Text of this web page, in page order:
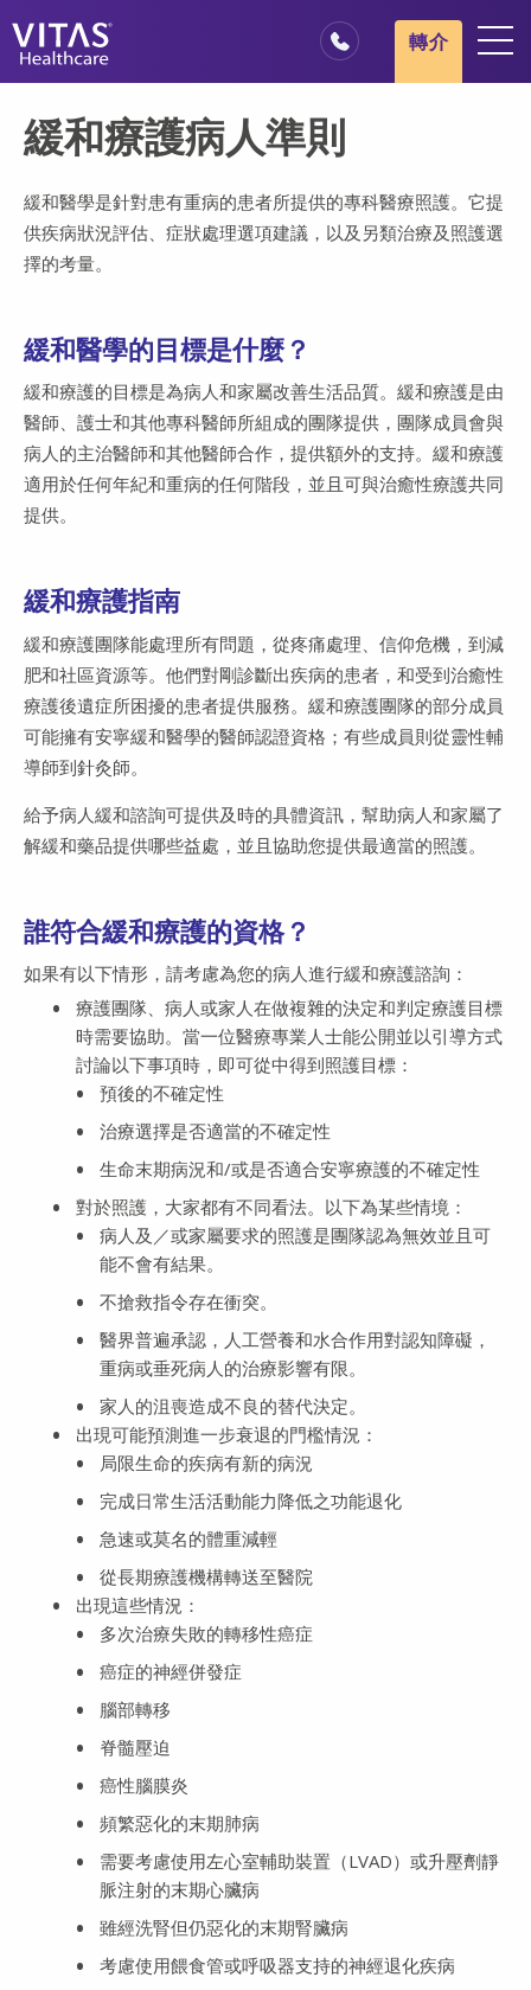
安寧療護基本概述
我們的服務
醫療服務專業人員
轉介
緩和療護病人準則
緩和醫學是針對患有重病的患者所提供的專科醫療照護。它提
供疾病狀況評估、症狀處理選項建議，以及另類治療及照護選
擇的考量。
緩和醫學的目標是什麼？
緩和療護的目標是為病人和家屬改善生活品質。緩和療護是由
醫師、護士和其他專科醫師所組成的團隊提供，團隊成員會與
病人的主治醫師和其他醫師合作，提供額外的支持。緩和療護
適用於任何年紀和重病的任何階段，並且可與治癒性療護共同
提供。
緩和療護指南
緩和療護團隊能處理所有問題，從疼痛處理、信仰危機，到減
肥和社區資源等。他們對剛診斷出疾病的患者，和受到治癒性
療護後遺症所困擾的患者提供服務。緩和療護團隊的部分成員
可能擁有安寧緩和醫學的醫師認證資格；有些成員則從靈性輔
導師到針灸師。
給予病人緩和諮詢可提供及時的具體資訊，幫助病人和家屬了
解緩和藥品提供哪些益處，並且協助您提供最適當的照護。
誰符合緩和療護的資格？
如果有以下情形，請考慮為您的病人進行緩和療護諮詢：
療護團隊、病人或家人在做複雜的決定和判定療護目標
時需要協助。當一位醫療專業人士能公開並以引導方式
討論以下事項時，即可從中得到照護目標：
預後的不確定性
治療選擇是否適當的不確定性
生命末期病況和/或是否適合安寧療護的不確定性
對於照護，大家都有不同看法。以下為某些情境：
病人及／或家屬要求的照護是團隊認為無效並且可
能不會有結果。
不搶救指令存在衝突。
醫界普遍承認，人工營養和水合作用對認知障礙，
重病或垂死病人的治療影響有限。
家人的沮喪造成不良的替代決定。
出現可能預測進一步衰退的門檻情況：
局限生命的疾病有新的病況
完成日常生活活動能力降低之功能退化
急速或莫名的體重減輕
從長期療護機構轉送至醫院
出現這些情況：
多次治療失敗的轉移性癌症
癌症的神經併發症
腦部轉移
脊髓壓迫
癌性腦膜炎
頻繁惡化的末期肺病
需要考慮使用左心室輔助裝置（LVAD）或升壓劑靜
脈注射的末期心臟病
雖經洗腎但仍惡化的末期腎臟病
考慮使用餵食管或呼吸器支持的神經退化疾病